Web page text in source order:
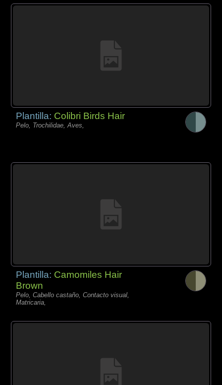
Plantilla: Colibri Birds Hair
Pelo, Trochilidae, Aves,
Plantilla: Camomiles Hair
Brown
Pelo, Cabello castaño, Contacto visual,
Matricaria,